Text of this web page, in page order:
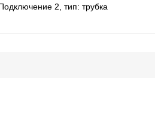
2, тип: трубка